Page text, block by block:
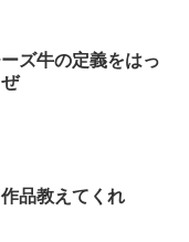
ズ牛の定義をはっ
品教えてくれ